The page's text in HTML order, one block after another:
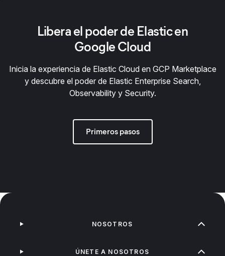
Libera el poder de Elastic en
Google Cloud
Inicia la experiencia de Elastic Cloud en GCP Marketplace
y descubre el poder de Elastic Enterprise Search,
Observability y Security.
Primeros pasos
NOSOTROS
ÚNETE A NOSOTROS